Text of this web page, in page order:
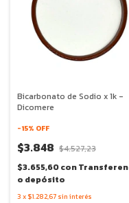
Bicarbonato de Sodio x 1k -
Dicomere
-15% OFF
$3.848 $4.527,23
$3.655,60con
o depósito
3 x $1.282,67 sin interés